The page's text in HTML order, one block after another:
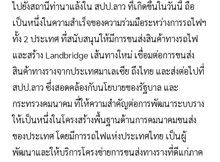
ไปยังสถานีท่านาแล้งใน สปป.ลาว ที่เกิดขึ้นในวันนี้ ถือ
เป็นหนึ่งในความสำเร็จของความร่วมมือระหว่างการรถไฟฯ
ทั้ง 2 ประเทศ ที่สนับสนุนให้มีการขนส่งสินค้าทางรถไฟ
และสร้าง Landbridge เส้นทางใหม่ เชื่อมต่อการขนส่ง
สินค้าทางรางจากประเทศมาเลเซีย ถึงไทย และส่งต่อไปที่
สปป.ลาว ซึ่งสอดคล้องกับนโยบายของรัฐบาล และ
กระทรวงคมนาคม ที่ให้ความสำคัญต่อการพัฒนาระบบราง
ให้เป็นหนึ่งในโครงสร้างพื้นฐานด้านการคมนาคมขนส่ง
ของประเทศ โดยมีการรถไฟแห่งประเทศไทย เป็นผู้
พัฒนาและให้บริการโครงข่ายการขนส่งทางรางที่ดีแก่ภาค